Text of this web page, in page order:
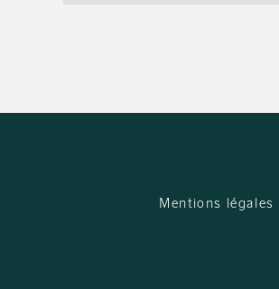
Mentions légales